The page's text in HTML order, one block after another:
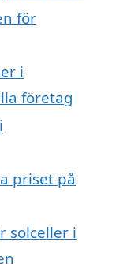
för
i
företag
priset på
solceller i